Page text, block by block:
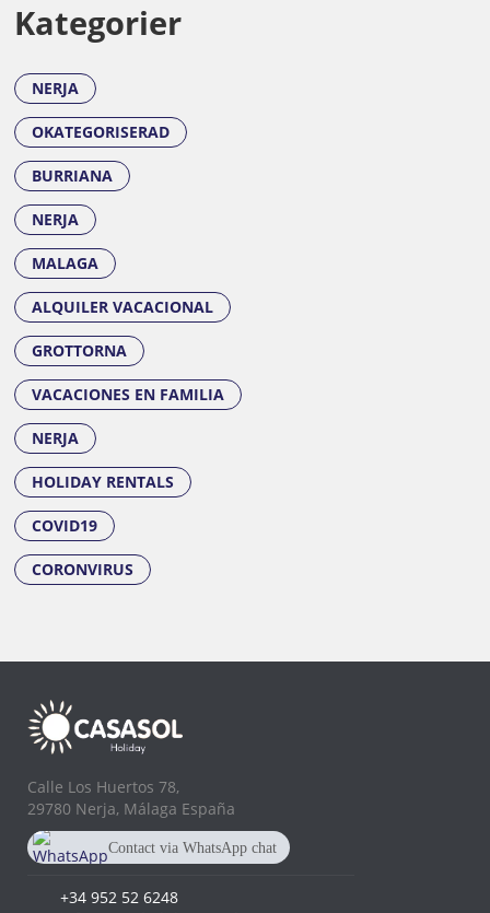
Kategorier
NERJA
OKATEGORISERAD
BURRIANA
NERJA
MALAGA
ALQUILER VACACIONAL
GROTTORNA
VACACIONES EN FAMILIA
NERJA
HOLIDAY RENTALS
COVID19
CORONVIRUS
Calle Los Huertos 78,
29780 Nerja, Málaga España
Contact via WhatsApp chat
+34 952 52 6248